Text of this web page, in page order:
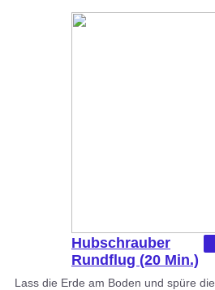
Hubschrauber
Rundflug (20 Min.)
Lass die Erde am Boden und spüre die